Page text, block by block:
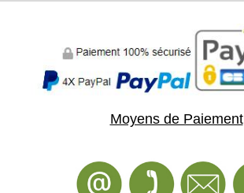
Moyens de Paiement